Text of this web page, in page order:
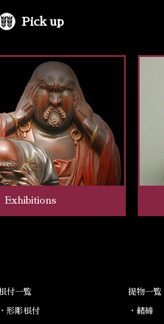
Pick up
Exhibitions
付一覧
・形彫根付
提物一覧
・緒締